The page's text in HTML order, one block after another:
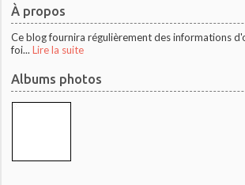
À propos
Ce blog fournira régulièrement des informations
foi... Lire la suite
Albums photos